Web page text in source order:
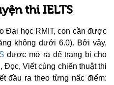
thi IELTS
Đại học RMIT, con cần được
không dưới 6.0). Bởi vậy,
được mở ra để trang bị cho
Đọc, Viết cùng chiến thuật thi
đầu ra theo từng nấc điểm: